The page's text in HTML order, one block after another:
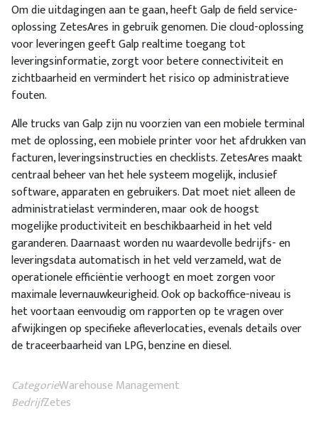
Om die uitdagingen aan te gaan, heeft Galp de field service-
oplossing ZetesAres in gebruik genomen. Die cloud-oplossing
voor leveringen geeft Galp realtime toegang tot
leveringsinformatie, zorgt voor betere connectiviteit en
zichtbaarheid en vermindert het risico op administratieve
fouten.
Alle trucks van Galp zijn nu voorzien van een mobiele terminal
met de oplossing, een mobiele printer voor het afdrukken van
facturen, leveringsinstructies en checklists. ZetesAres maakt
centraal beheer van het hele systeem mogelijk, inclusief
software, apparaten en gebruikers. Dat moet niet alleen de
administratielast verminderen, maar ook de hoogst
mogelijke productiviteit en beschikbaarheid in het veld
garanderen. Daarnaast worden nu waardevolle bedrijfs- en
leveringsdata automatisch in het veld verzameld, wat de
operationele efficiëntie verhoogt en moet zorgen voor
maximale levernauwkeurigheid. Ook op backoffice-niveau is
het voortaan eenvoudig om rapporten op te vragen over
afwijkingen op specifieke afleverlocaties, evenals details over
de traceerbaarheid van LPG, benzine en diesel.
CategorieWarehouse Management
BedrijfZetes